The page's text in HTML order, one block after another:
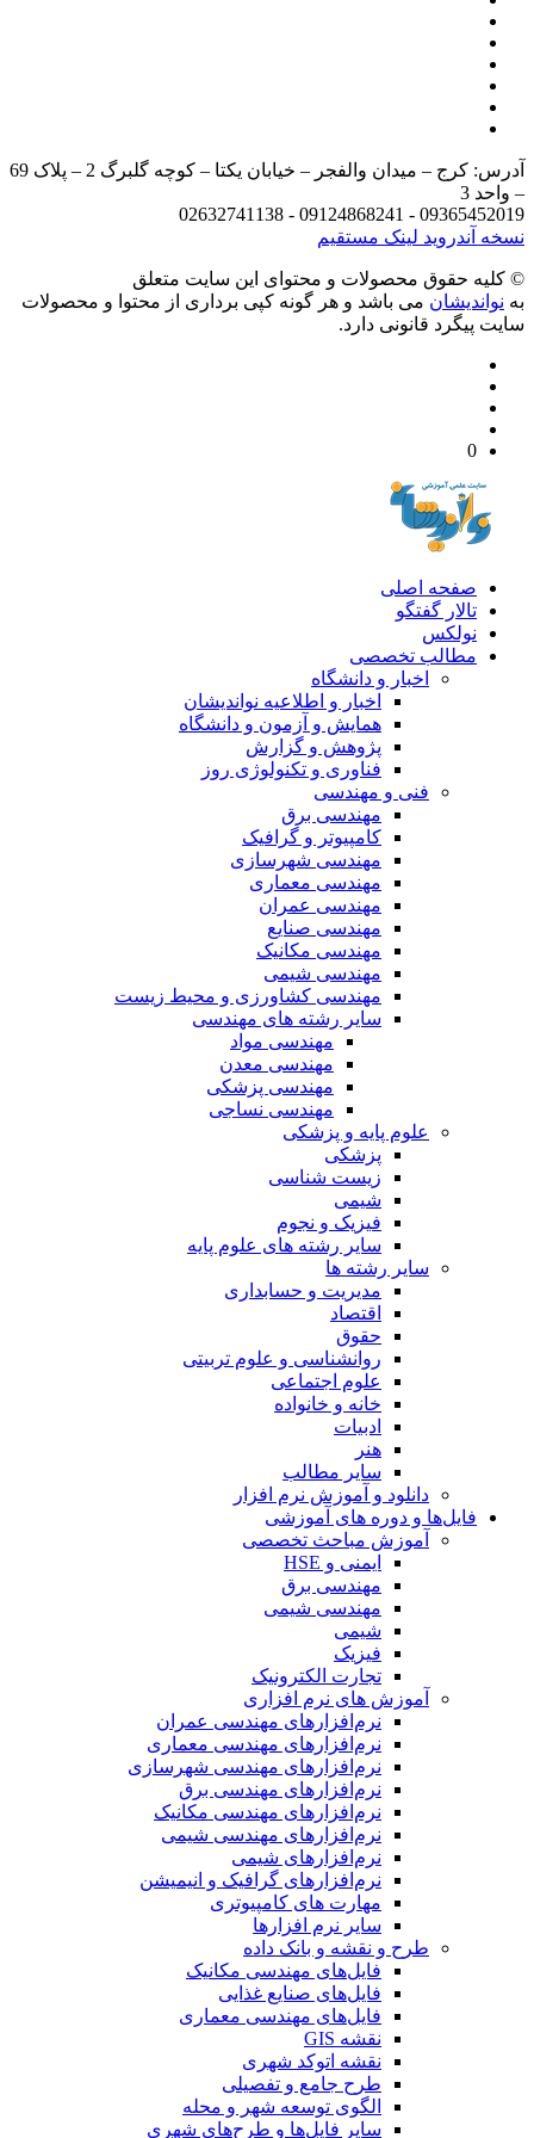
آدرس: کرج – میدان والفجر – خیابان یکتا – کوچه گلبرگ 2 – پلاک 69
3
09365452019 - 09124868241 -
آندرویدلینک مستقیم
حقوق محصولات و محتوای اين سایت متعلق
می باشد و هر گونه کپی برداری از محتوا و محصولات
پیگرد قانونی دارد.
صفحه اصلی
تالار گفتگو
نولکس
مطالب تخصصی
اخبار و دانشگاه
اخبار و اطلاعیه نواندیشان
همایش و آزمون و دانشگاه
پژوهش و گزارش
فناوری و تکنولوژی روز
فنی و مهندسی
مهندسی برق
کامپیوتر و گرافیک
مهندسی شهرسازی
مهندسی معماری
مهندسی عمران
مهندسی صنایع
مهندسی مکانیک
مهندسی شیمی
مهندسی کشاورزی و محیط زیست
سایر رشته های مهندسی
مهندسی مواد
مهندسی معدن
مهندسی پزشکی
مهندسی نساجی
علوم پایه و پزشکی
پزشکی
زیست شناسی
شیمی
فیزیک و نجوم
سایر رشته های علوم پایه
سایر رشته ها
مدیریت و حسابداری
اقتصاد
حقوق
روانشناسی و علوم تربیتی
علوم اجتماعی
خانه و خانواده
ادبیات
هنر
سایر مطالب
دانلود و آموزش نرم افزار
فایل‌ها و دوره های آموزشی
آموزش مباحث تخصصی
ایمنی و HSE
مهندسی برق
مهندسی شیمی
شیمی
فیزیک
تجارت الکترونیک
آموزش های نرم افزاری
نرم‌افزارهای مهندسی عمران
نرم‌افزارهای مهندسی معماری
نرم‌افزارهای مهندسی شهرسازی
نرم‌افزارهای مهندسی برق
نرم‌افزارهای مهندسی مکانیک
نرم‌افزارهای مهندسی شیمی
نرم‌افزارهای شیمی
نرم‌افزارهای گرافیک و انیمیشن
مهارت های کامپیوتری
سایر نرم افزارها
طرح و نقشه و بانک داده
فایل‌های مهندسی مکانیک
فایل‌های صنایع غذایی
فایل‌های مهندسی معماری
نقشه GIS
نقشه اتوکد شهری
طرح جامع و تفصیلی
الگوی توسعه شهر و محله
سایر فایل‌ها و طرح‌های شهری